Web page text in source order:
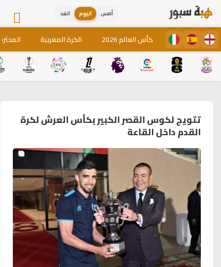
أمس اليوم الغد
كأس العالم 2026 الكرة المغربية
تتويج لكوس القصر الكبير بكأس العرش لكرة
القدم داخل القاعة